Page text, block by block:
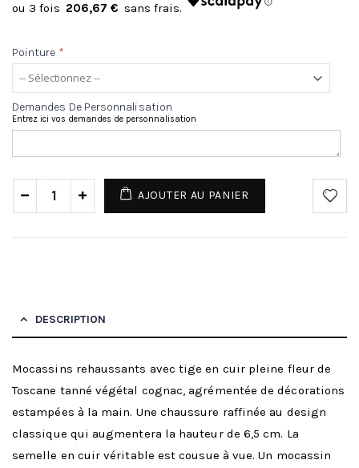
206,67 €
Pointure *
Demandes De Personnalisation
Entrez ici vos demandes de personnalisation
AJOUTER AU PANIER
DESCRIPTION
Mocassins rehaussants avec tige en cuir pleine fleur de
Toscane tanné végétal cognac, agrémentée de décorations
estampées à la main. Une chaussure raffinée au design
classique qui augmentera la hauteur de 6,5 cm. La
semelle en cuir véritable est cousue à vue. Un mocassin